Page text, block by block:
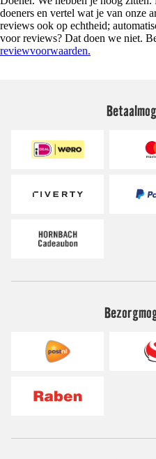
doeners en vertel wat je van onze
reviews ook op echtheid;
voor reviews? Dat doen we niet.
reviewvoorwaarden.